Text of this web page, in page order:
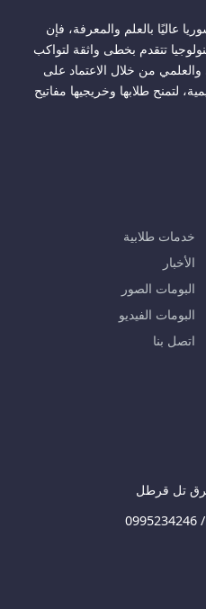
عاليًا بالعلم والمعرفة، فإن
تتقدم بخطى واثقة لتواكب
والعلمي من خلال الاعتماد على
لتمنح طلابها وخريجيها مفاتيح
خدمات طلابية
الأخبار
البومات الصور
البومات الفيديو
اتصل بنا
تل قرطل
0995234246